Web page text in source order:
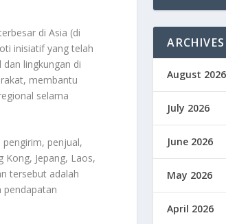
di Asia (di
inisiatif yang telah
lingkungan di
membantu
selama
penjual,
Jepang, Laos,
tersebut adalah
pendapatan
ARCHIVES
August 2026
July 2026
June 2026
May 2026
April 2026